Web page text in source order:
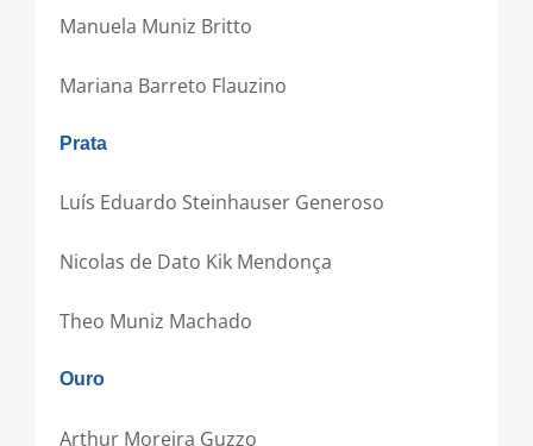
Manuela Muniz Britto
Mariana Barreto Flauzino
Prata
Luís Eduardo Steinhauser Generoso
Nicolas de Dato Kik Mendonça
Theo Muniz Machado
Ouro
Arthur Moreira Guzzo